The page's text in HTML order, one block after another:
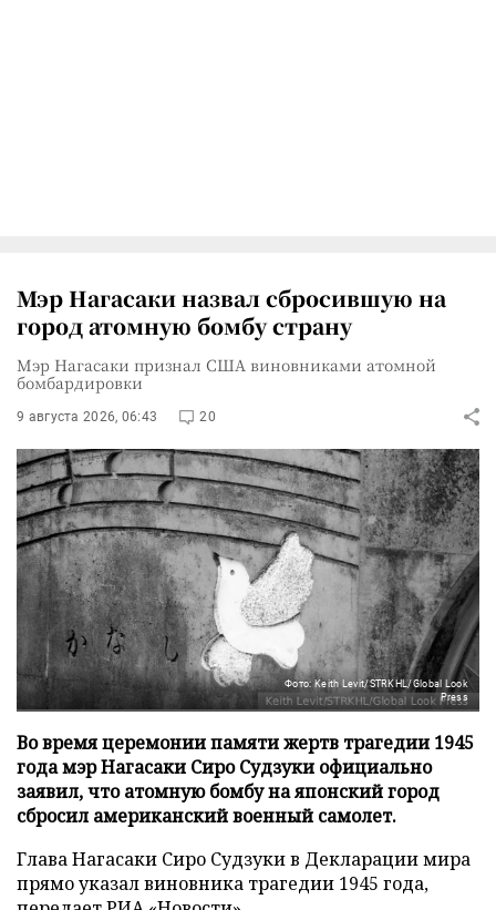
Мэр Нагасаки назвал сбросившую на
город атомную бомбу страну
Мэр Нагасаки признал США виновниками атомной
бомбардировки
9 августа 2026, 06:43 20
Фото: Keith Levit/STRKHL/Global Look
Press
Во время церемонии памяти жертв трагедии 1945
года мэр Нагасаки Сиро Судзуки официально
заявил, что атомную бомбу на японский город
сбросил американский военный самолет.
Глава Нагасаки Сиро Судзуки в Декларации мира
прямо указал виновника трагедии 1945 года,